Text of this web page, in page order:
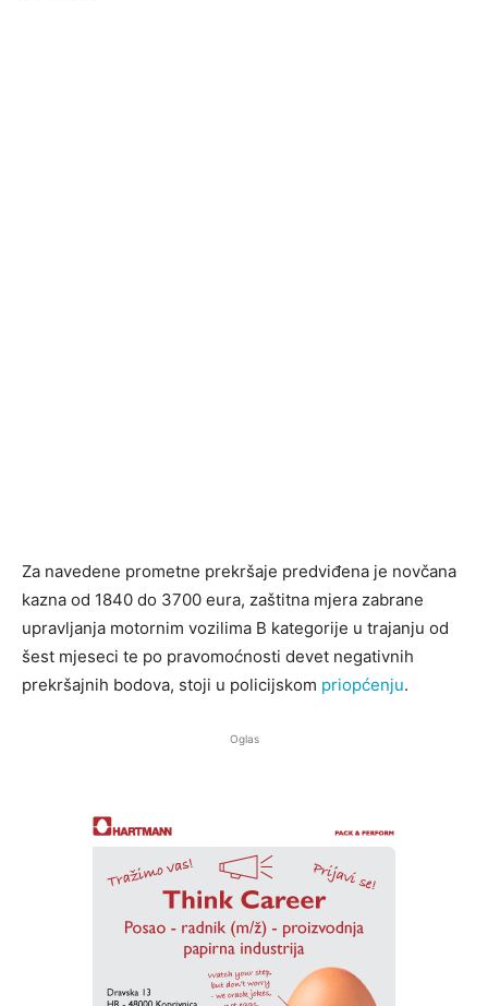
Za navedene prometne prekršaje predviđena je novčana
kazna od 1840 do 3700 eura, zaštitna mjera zabrane
upravljanja motornim vozilima B kategorije u trajanju od
šest mjeseci te po pravomoćnosti devet negativnih
prekršajnih bodova, stoji u policijskom priopćenju.
Oglas